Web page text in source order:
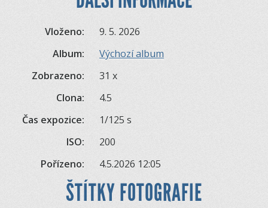
Vloženo:
9. 5. 2026
Album:
Výchozí album
Zobrazeno:
31 x
Clona:
4.5
Čas expozice:
1/125 s
ISO:
200
Pořízeno:
4.5.2026 12:05
ŠTÍTKY FOTOGRAFIE